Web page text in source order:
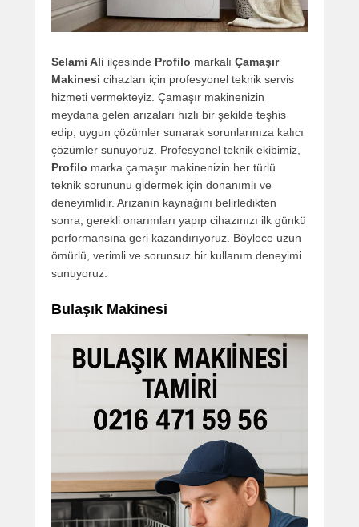
Selami Ali ilçesinde Profilo markalı Çamaşır
Makinesi cihazları için profesyonel teknik servis
hizmeti vermekteyiz. Çamaşır makinenizin
meydana gelen arızaları hızlı bir şekilde teşhis
edip, uygun çözümler sunarak sorunlarınıza kalıcı
çözümler sunuyoruz. Profesyonel teknik ekibimiz,
Profilo marka çamaşır makinenizin her türlü
teknik sorununu gidermek için donanımlı ve
deneyimlidir. Arızanın kaynağını belirledikten
sonra, gerekli onarımları yapıp cihazınızı ilk günkü
performansına geri kazandırıyoruz. Böylece uzun
ömürlü, verimli ve sorunsuz bir kullanım deneyimi
sunuyoruz.
Bulaşık Makinesi